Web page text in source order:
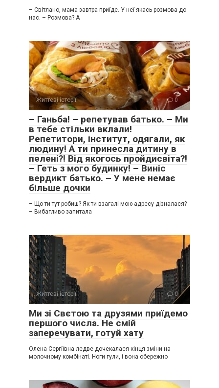
– Світлано, мама завтра приїде. У неї якась розмова до
нас. – Розмова? А
Життєві історії 0
– Ганьба! – репетував батько. – Ми
в тебе стільки вклали!
Репетитори, інститут, одягали, як
людину! А ти принесла дитину в
пелені?! Від якогось пройдисвіта?!
– Геть з мого будинку! – Виніс
вердикт батько. – У мене немає
більше дочки
– Що ти тут робиш? Як ти взагалі мою адресу дізналася?
– Вибагливо запитала
Життєві історії 0
Ми зі Свєтою та друзями приїдемо
першого числа. Не смій
заперечувати, готуй хату
Олена Сергіївна ледве дочекалася кінця зміни на
молочному комбінаті. Ноги гули, і вона обережно